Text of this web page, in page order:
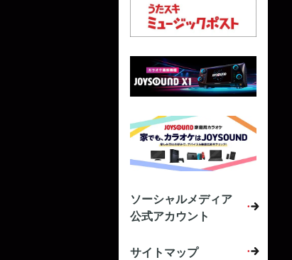
ソーシャルメディア
公式アカウント
サイトマップ